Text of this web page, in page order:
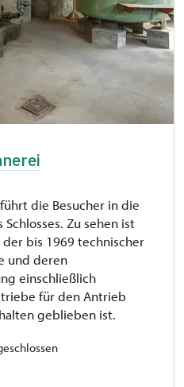
die Besucher in die
Zu sehen ist
bis 1969 technischer
und deren
einschließlich
für den Antrieb
geblieben ist.